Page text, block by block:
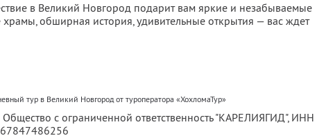
в Великий Новгород подарит вам яркие и незабываемые
храмы, обширная история, удивительные открытия — вас ждет
тур в Великий Новгород от туроператора «ХохломаТур»
Общество с ограниченной ответственность "КАРЕЛИЯГИД", ИНН